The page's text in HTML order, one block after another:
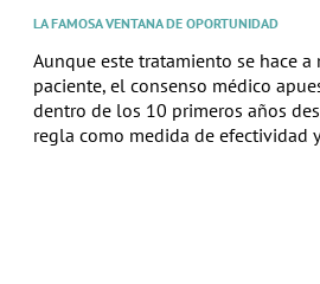
LA FAMOSA VENTANA DE OPORTUNIDAD
Aunque este tratamiento se hace a
paciente, el consenso médico
dentro de los 10 primeros años
regla como medida de efectividad